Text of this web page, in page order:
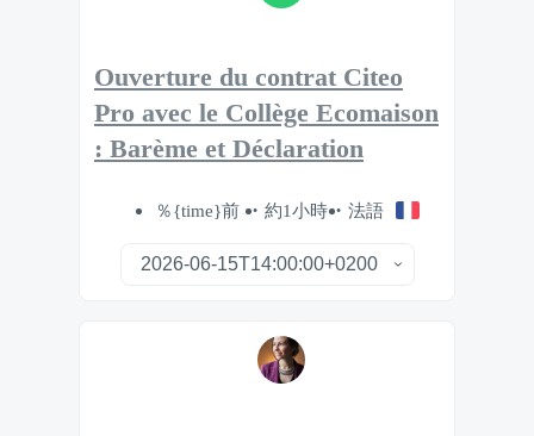
Ouverture du contrat Citeo
Pro avec le Collège Ecomaison
: Barème et Déclaration
％{time}前 約1小時 法語